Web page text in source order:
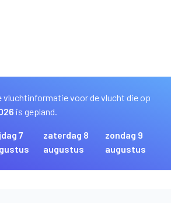
vluchtinformatie voor de vlucht die op
is gepland.
7
zaterdag 8
augustus
zondag 9
augustus